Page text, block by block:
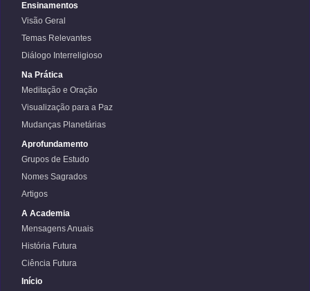
Ensinamentos
Visão Geral
Temas Relevantes
Diálogo Interreligioso
Na Prática
Meditação e Oração
Visualização para a Paz
Mudanças Planetárias
Aprofundamento
Grupos de Estudo
Nomes Sagrados
Artigos
A Academia
Mensagens Anuais
História Futura
Ciência Futura
Início